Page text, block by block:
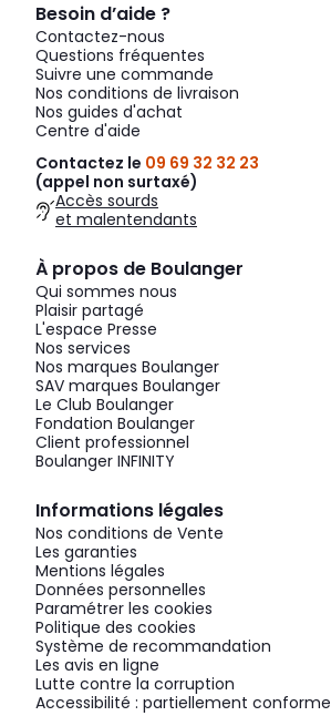
Besoin d’aide ?
Contactez-nous
Questions fréquentes
Suivre une commande
Nos conditions de livraison
Nos guides d'achat
Centre d'aide
Contactez le 09 69 32 32 23
(appel non surtaxé)
Accès sourds
et malentendants
À propos de Boulanger
Qui sommes nous
Plaisir partagé
L'espace Presse
Nos services
Nos marques Boulanger
SAV marques Boulanger
Le Club Boulanger
Fondation Boulanger
Client professionnel
Boulanger INFINITY
Informations légales
Nos conditions de Vente
Les garanties
Mentions légales
Données personnelles
Paramétrer les cookies
Politique des cookies
Système de recommandation
Les avis en ligne
Lutte contre la corruption
Accessibilité : partiellement conforme